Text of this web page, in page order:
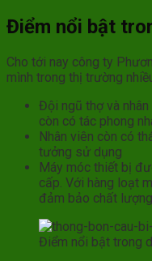
Điểm nổi bật
Cho tới nay công ty
mình trong thị trường
Đội ngũ thợ và
còn có tác phong
Nhân viên còn có
tưởng sử dụng
Máy móc thiết bị
cấp. Với hàng loạt
đảm bảo chất
Điểm nổi bật trong